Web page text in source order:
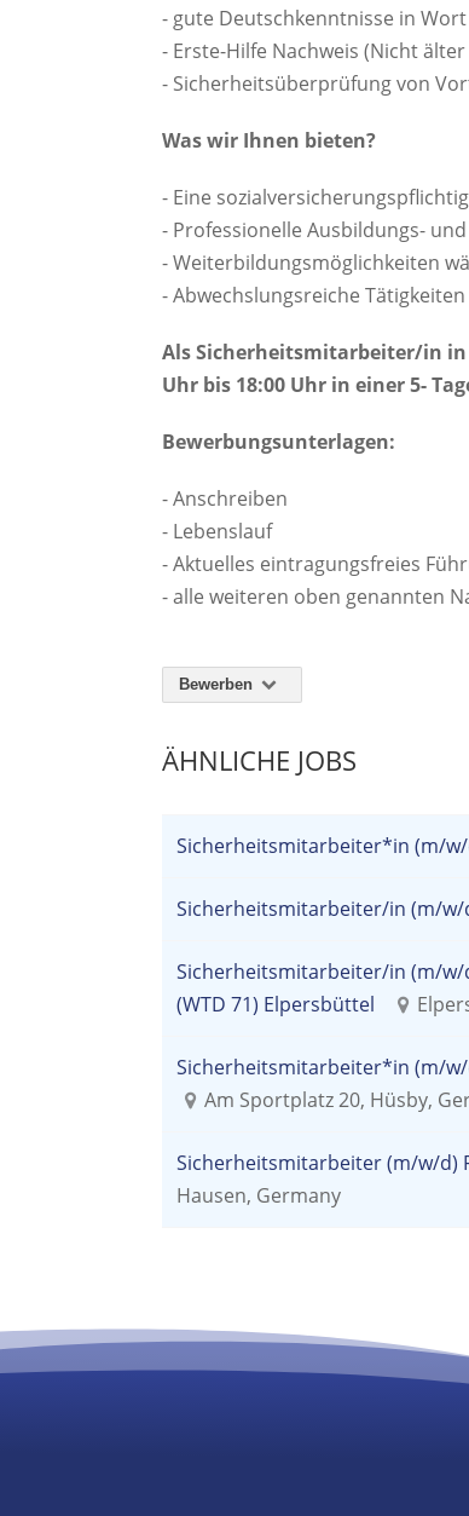
- gute Deutschkenntnisse in
- Erste-Hilfe Nachweis (Nicht älter
- Sicherheitsüberprüfung von
Was wir Ihnen bieten?
- Eine
- Professionelle Ausbildungs-
- Weiterbildungsmöglichkeiten
- Abwechslungsreiche Tätigkeiten
Als Sicherheitsmitarbeiter/in in
Uhr bis 18:00 Uhr in einer 5-
Bewerbungsunterlagen:
- Anschreiben
- Lebenslauf
- Aktuelles eintragungsfreies
- alle weiteren oben genannten
Bewerben
ÄHNLICHE JOBS
Sicherheitsmitarbeiter*in (m/
Sicherheitsmitarbeiter/in (m/w/
Sicherheitsmitarbeiter/in (m/w/
(WTD 71) Elpersbüttel
Sicherheitsmitarbeiter*in (m/
Am Sportplatz 20, Hüsby,
Sicherheitsmitarbeiter (m/w/d)
Hausen, Germany